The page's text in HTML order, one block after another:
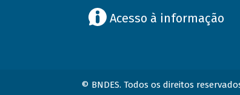
Acesso à informação
© BNDES. Todos os direitos